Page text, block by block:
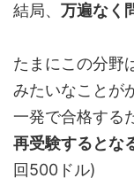
結局、 万遍なく
たまにこの分野
みたいなことが
一発で合格する
再受験するとな
回500ドル)